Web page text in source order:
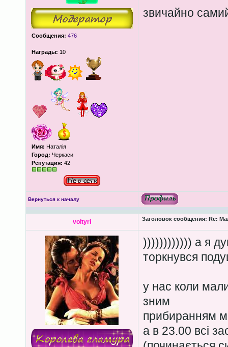
Сообщения: 476
Награды: 10
Имя: Наталія
Город: Черкаси
Репутация: 42
звичайно
Вернуться к началу
voltyri Заголовок сообщения: Re:
)))))))))))) а я
торкнувся
у нас коли
зним
прибиранням
а в 23.00 всі